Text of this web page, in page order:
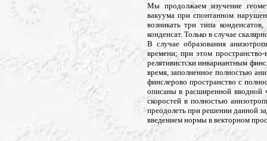
Мы продолжаем изучение
вакуума при спонтанном
возникать три типа
конденсат. Только в случае
В случае образования
времени; при этом
релятивистски инвариантным
время, заполненное полностью
финслерово пространство с
описаны в расширенной вводной
скоростей в полностью
преодолеть при решении данной
введением нормы в векторном